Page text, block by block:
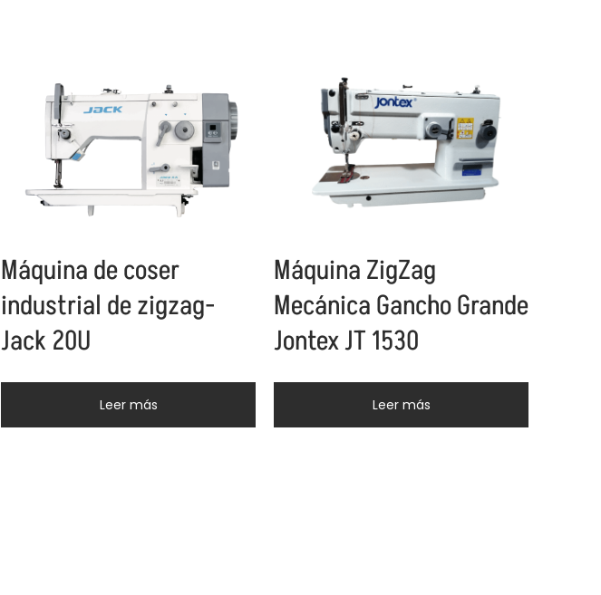
Máquina de coser
industrial de zigzag-
Jack 20U
Leer más
Máquina ZigZag
Mecánica Gancho Grande
Jontex JT 1530
Leer más